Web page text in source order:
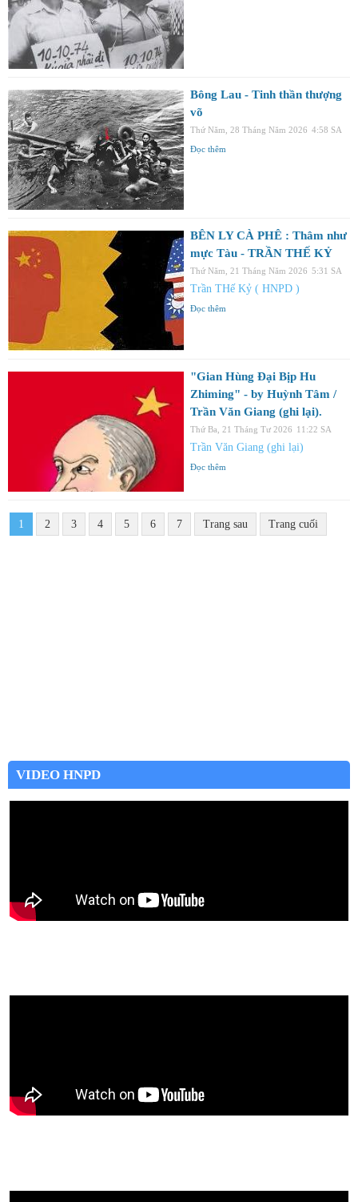
Bông Lau - Tinh thần thượng
võ
Thứ Năm, 28 Tháng Năm 2026 4:58 SA
Đọc thêm
BÊN LY CÀ PHÊ : Thâm như
mực Tàu - TRẦN THẾ KỶ
Thứ Năm, 21 Tháng Năm 2026 5:31 SA
Trần THế Kỷ ( HNPD )
Đọc thêm
"Gian Hùng Đại Bịp Hu
Zhiming" - by Huỳnh Tâm /
Trần Văn Giang (ghi lại).
Thứ Ba, 21 Tháng Tư 2026 11:22 SA
Trần Văn Giang (ghi lại)
Đọc thêm
1 2 3 4 5 6 7 Trang sau Trang cuối
VIDEO HNPD